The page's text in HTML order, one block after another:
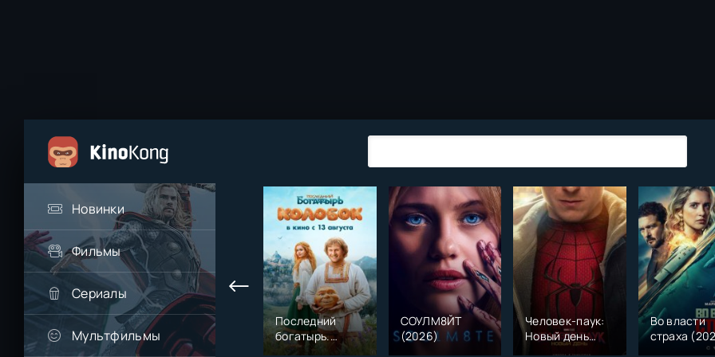
Новинки
Фильмы
Сериалы
Мультфильмы
Последний
богатырь.
Колобок (2026)
СОУЛМ8ЙТ
(2026)
Человек-паук:
Новый день
(2026)
Во власти
страха